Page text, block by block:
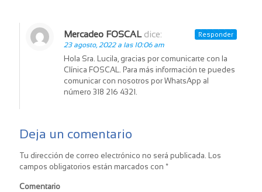
Mercadeo FOSCAL dice:
23 agosto, 2022 a las 10:06 am
Hola Sra. Lucila, gracias por comunicarte con la
Clínica FOSCAL. Para más información te puedes
comunicar con nosotros por WhatsApp al
número 318 216 4321.
Responder
Deja un comentario
Tu dirección de correo electrónico no será publicada. Los
campos obligatorios están marcados con *
Comentario